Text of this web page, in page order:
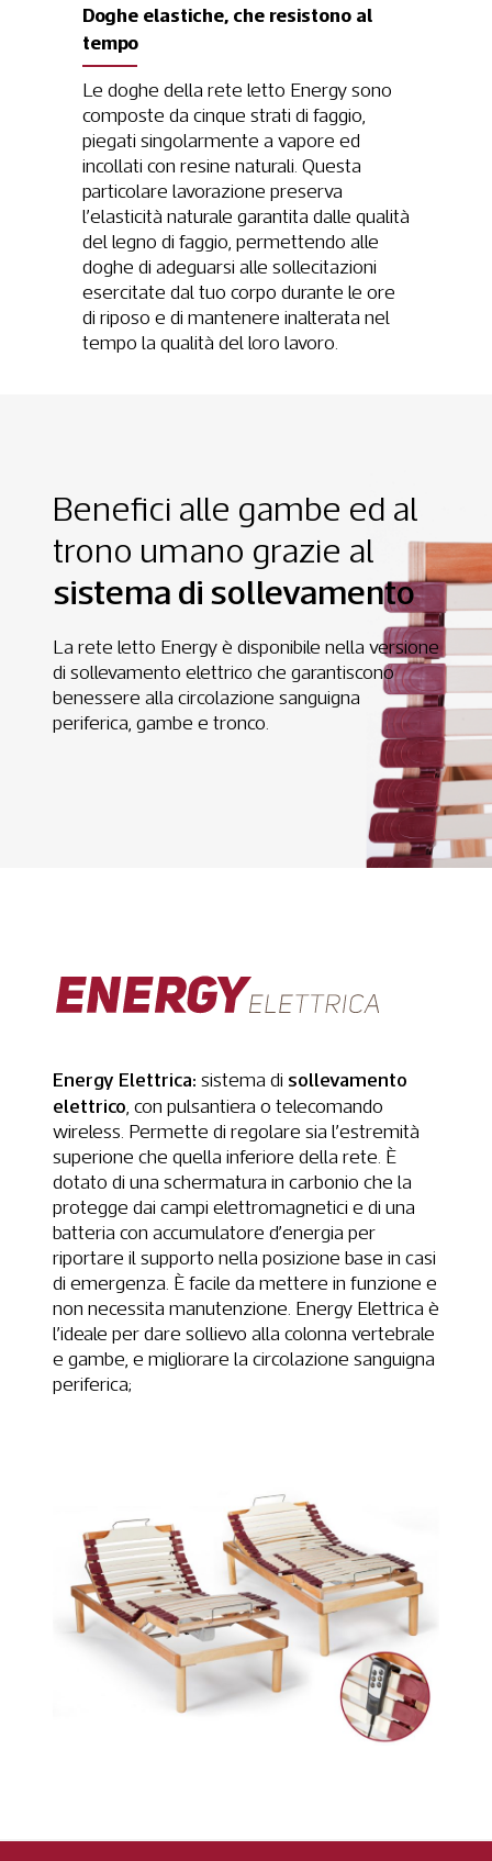
Doghe elastiche, che resistono al
tempo
Le doghe della rete letto Energy sono
composte da cinque strati di faggio,
piegati singolarmente a vapore ed
incollati con resine naturali. Questa
particolare lavorazione preserva
l’elasticità naturale garantita dalle qualità
del legno di faggio, permettendo alle
doghe di adeguarsi alle sollecitazioni
esercitate dal tuo corpo durante le ore
di riposo e di mantenere inalterata nel
tempo la qualità del loro lavoro.
Benefici alle gambe ed al
trono umano grazie al
sistema di sollevamento
La rete letto Energy è disponibile nella versione
di sollevamento elettrico che garantiscono
benessere alla circolazione sanguigna
periferica, gambe e tronco.
Energy Elettrica: sistema di sollevamento
elettrico, con pulsantiera o telecomando
wireless. Permette di regolare sia l’estremità
superione che quella inferiore della rete. È
dotato di una schermatura in carbonio che la
protegge dai campi elettromagnetici e di una
batteria con accumulatore d’energia per
riportare il supporto nella posizione base in casi
di emergenza. È facile da mettere in funzione e
non necessita manutenzione. Energy Elettrica è
l’ideale per dare sollievo alla colonna vertebrale
e gambe, e migliorare la circolazione sanguigna
periferica;